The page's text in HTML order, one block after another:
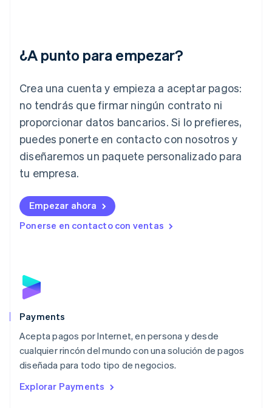
¿A punto para empezar?
Crea una cuenta y empieza a aceptar pagos:
no tendrás que firmar ningún contrato ni
proporcionar datos bancarios. Si lo prefieres,
puedes ponerte en contacto con nosotros y
diseñaremos un paquete personalizado para
tu empresa.
Empezar ahora
Ponerse en contacto con ventas
Payments
Acepta pagos por Internet, en persona y desde
cualquier rincón del mundo con una solución de pagos
diseñada para todo tipo de negocios.
Explorar Payments
India
English
Italia
ItalianoEnglish
Japón
日本語 English
Letonia
Liechtenstein
Lituania
English
Luxemburgo
Malta
English
EspañolEnglish
English
Nueva Zelanda
English
NederlandsEnglish